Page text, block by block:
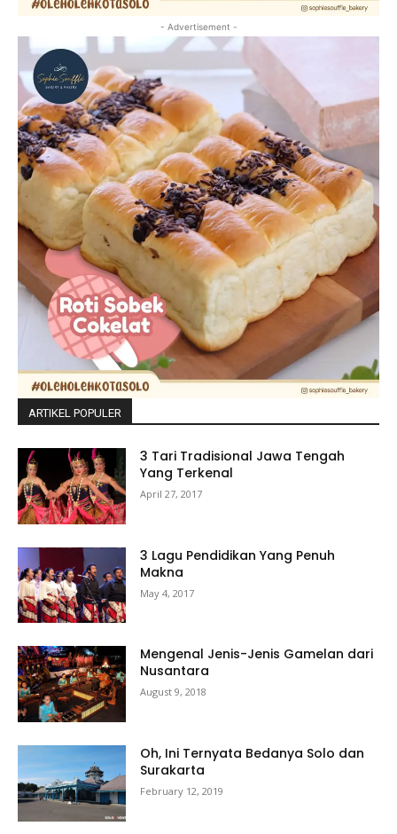
- Advertisement -
ARTIKEL POPULER
3 Tari Tradisional Jawa Tengah
Yang Terkenal
April 27, 2017
3 Lagu Pendidikan Yang Penuh
Makna
May 4, 2017
Mengenal Jenis-Jenis Gamelan dari
Nusantara
August 9, 2018
Oh, Ini Ternyata Bedanya Solo dan
Surakarta
February 12, 2019